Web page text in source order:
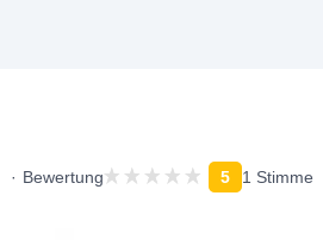
Bewertung 5 1 Stimme